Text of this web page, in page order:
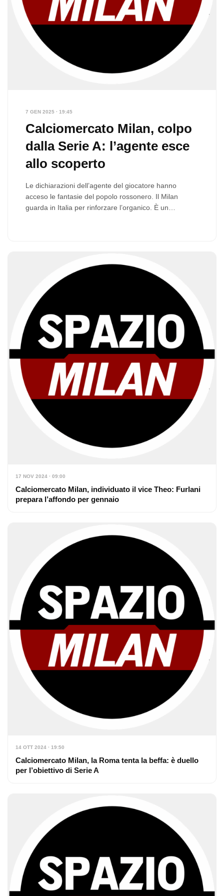
7 GEN 2025 · 19:45
Calciomercato Milan, colpo
dalla Serie A: l’agente esce
allo scoperto
Le dichiarazioni dell’agente del giocatore hanno
acceso le fantasie del popolo rossonero. Il Milan
guarda in Italia per rinforzare l’organico. È un…
17 NOV 2024 · 09:00
Calciomercato Milan, individuato il vice Theo: Furlani
prepara l’affondo per gennaio
14 OTT 2024 · 19:50
Calciomercato Milan, la Roma tenta la beffa: è duello
per l’obiettivo di Serie A